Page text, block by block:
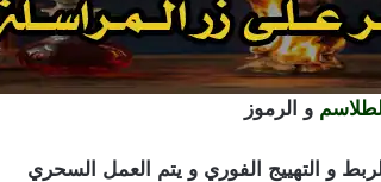
و الرموز
و التهييج الفوري و يتم العمل السحري